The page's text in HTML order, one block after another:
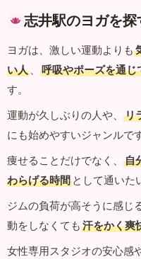
志井駅のヨガを探
ヨガは、激しい運動よりも
い人 、 呼吸やポーズを通
す。
運動が久しぶりの人や、
リ
にも始めやすいジャンルです
痩せることだけでなく、
自
わらげる時間 として通いた
ジムの負荷が高そうに感じ
動をしなくても 汗をかく爽
女性専用スタジオの安心感